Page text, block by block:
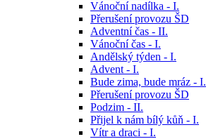
Vánoční nadílka - I.
Přerušení provozu ŠD
Adventní čas - II.
Vánoční čas - I.
Andělský týden - I.
Advent - I.
Bude zima, bude mráz - I.
Přerušení provozu ŠD
Podzim - II.
Přijel k nám bílý kůň - I.
Vítr a draci - I.